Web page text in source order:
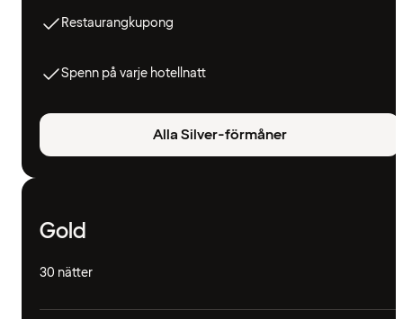
Restaurangkupong
Spenn på varje hotellnatt
Alla Silver-förmåner
Gold
30 nätter